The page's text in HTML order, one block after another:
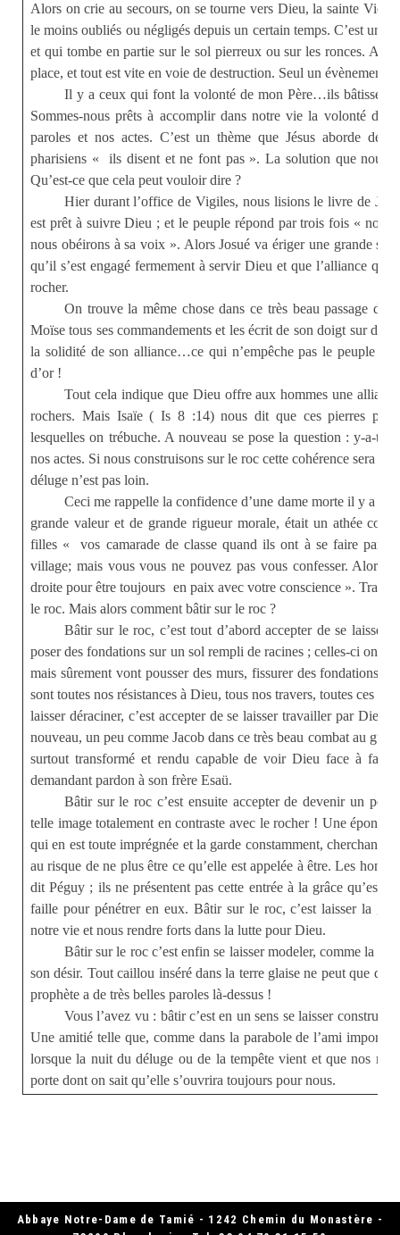
Alors on crie au secours, on se tourne vers Dieu, la sainte
le moins oubliés ou négligés depuis un certain temps. C’est un
et qui tombe en partie sur le sol pierreux ou sur les ronces.
place, et tout est vite en voie de destruction. Seul un évènement
Il y a ceux qui font la volonté de mon Père…ils bâtissent
Sommes-nous prêts à accomplir dans notre vie la volonté de
paroles et nos actes. C’est un thème que Jésus aborde de
pharisiens « ils disent et ne font pas ». La solution que nous
Qu’est-ce que cela peut vouloir dire ?
Hier durant l’office de Vigiles, nous lisions le livre de
est prêt à suivre Dieu ; et le peuple répond par trois fois « nous
nous obéirons à sa voix ». Alors Josué va ériger une grande
qu’il s’est engagé fermement à servir Dieu et que l’alliance
rocher.
On trouve la même chose dans ce très beau passage
Moïse tous ses commandements et les écrit de son doigt sur des
la solidité de son alliance…ce qui n’empêche pas le peuple
d’or !
Tout cela indique que Dieu offre aux hommes une
rochers. Mais Isaïe ( Is 8 :14) nous dit que ces pierres
lesquelles on trébuche. A nouveau se pose la question : y-a-t-il
nos actes. Si nous construisons sur le roc cette cohérence sera là
déluge n’est pas loin.
Ceci me rappelle la confidence d’une dame morte il y a
grande valeur et de grande rigueur morale, était un athée
filles « vos camarade de classe quand ils ont à se faire
village; mais vous vous ne pouvez pas vous confesser. Alors
droite pour être toujours en paix avec votre conscience ».
le roc. Mais alors comment bâtir sur le roc ?
Bâtir sur le roc, c’est tout d’abord accepter de se laisser
poser des fondations sur un sol rempli de racines ; celles-ci ont
mais sûrement vont pousser des murs, fissurer des fondations.
sont toutes nos résistances à Dieu, tous nos travers, toutes ces
laisser déraciner, c’est accepter de se laisser travailler par Dieu,
nouveau, un peu comme Jacob dans ce très beau combat au gué
surtout transformé et rendu capable de voir Dieu face à
demandant pardon à son frère Esaü.
Bâtir sur le roc c’est ensuite accepter de devenir un peu
telle image totalement en contraste avec le rocher ! Une éponge
qui en est toute imprégnée et la garde constamment, cherchant
au risque de ne plus être ce qu’elle est appelée à être. Les
dit Péguy ; ils ne présentent pas cette entrée à la grâce qu’est
faille pour pénétrer en eux. Bâtir sur le roc, c’est laisser la
notre vie et nous rendre forts dans la lutte pour Dieu.
Bâtir sur le roc c’est enfin se laisser modeler, comme la
son désir. Tout caillou inséré dans la terre glaise ne peut que
prophète a de très belles paroles là-dessus !
Vous l’avez vu : bâtir c’est en un sens se laisser
Une amitié telle que, comme dans la parabole de l’ami
lorsque la nuit du déluge ou de la tempête vient et que nos
porte dont on sait qu’elle s’ouvrira toujours pour nous.
Abbaye Notre-Dame de Tamié - 1242 Chemin du Monastère -